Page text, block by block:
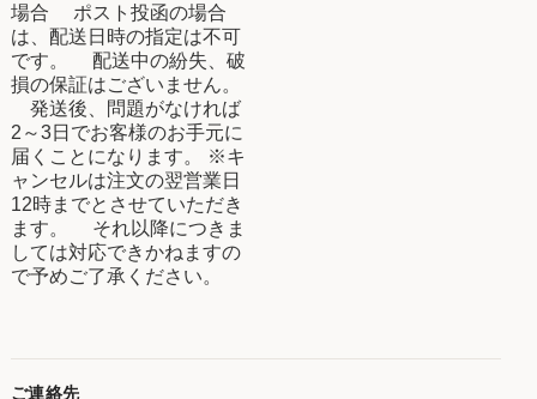
場合 ポスト投函の場合
は、配送日時の指定は不可
です。 配送中の紛失、破
損の保証はございません。
発送後、問題がなければ
2～3日でお客様のお手元に
届くことになります。 ※キ
ャンセルは注文の翌営業日
12時までとさせていただき
ます。 それ以降につきま
しては対応できかねますの
で予めご了承ください。
ご連絡先